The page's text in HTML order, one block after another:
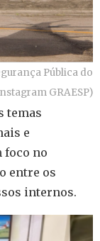
Pública do
GRAESP)
temas
e
foco no
entre os
internos.